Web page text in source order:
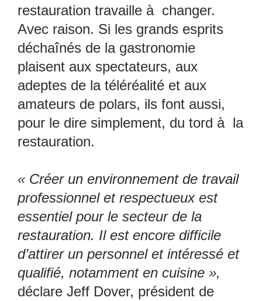
restauration travaille à changer.
Avec raison. Si les grands esprits
déchaînés de la gastronomie
plaisent aux spectateurs, aux
adeptes de la téléréalité et aux
amateurs de polars, ils font aussi,
pour le dire simplement, du tord à la
restauration.
« Créer un environnement de travail
professionnel et respectueux est
essentiel pour le secteur de la
restauration. Il est encore difficile
d’attirer un personnel et intéressé et
qualifié, notamment en cuisine »,
déclare Jeff Dover, président de